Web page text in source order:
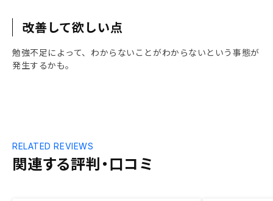
改善して欲しい点
勉強不足によって、わからないことがわからないという事態が
発生するかも。
関連する評判・口コミ
RELATED REVIEWS